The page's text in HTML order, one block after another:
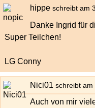
hippe schreibt am
Danke Ingrid für
Super Teilchen!
LG Conny
Nici01 schreibt am
Auch von mir